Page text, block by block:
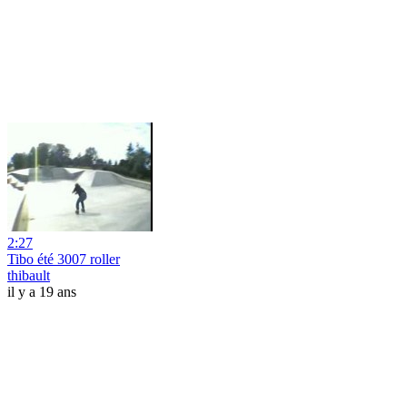
2:27
Tibo été 3007 roller
thibault
il y a 19 ans